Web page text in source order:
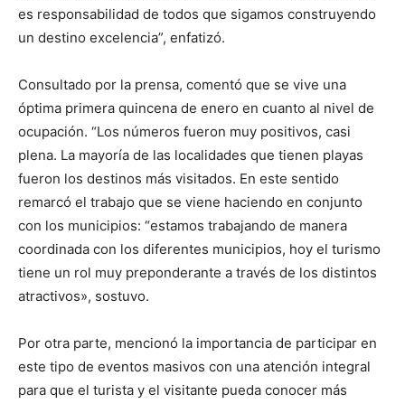
es responsabilidad de todos que sigamos construyendo
un destino excelencia”, enfatizó.
Consultado por la prensa, comentó que se vive una
óptima primera quincena de enero en cuanto al nivel de
ocupación. “Los números fueron muy positivos, casi
plena. La mayoría de las localidades que tienen playas
fueron los destinos más visitados. En este sentido
remarcó el trabajo que se viene haciendo en conjunto
con los municipios: “estamos trabajando de manera
coordinada con los diferentes municipios, hoy el turismo
tiene un rol muy preponderante a través de los distintos
atractivos», sostuvo.
Por otra parte, mencionó la importancia de participar en
este tipo de eventos masivos con una atención integral
para que el turista y el visitante pueda conocer más